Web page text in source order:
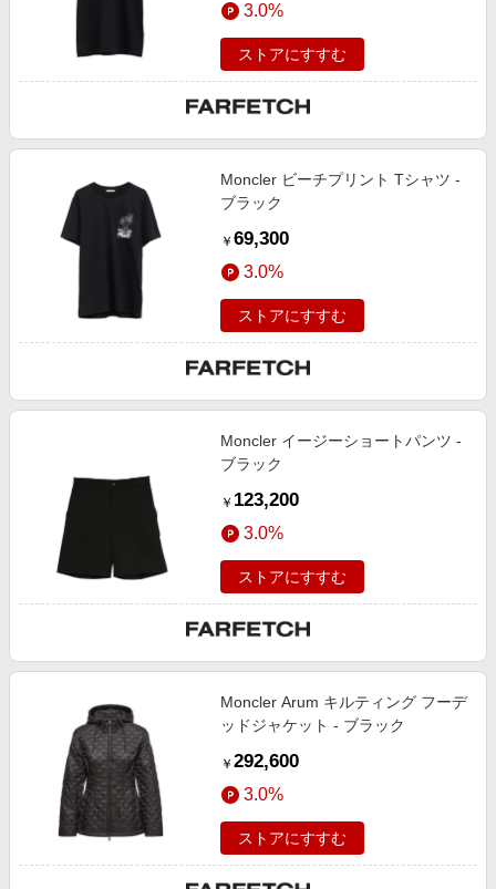
3.0%
ストアにすすむ
Moncler ビーチプリント Tシャツ -
ブラック
￥ 69,300
3.0%
ストアにすすむ
Moncler イージーショートパンツ -
ブラック
￥ 123,200
3.0%
ストアにすすむ
Moncler Arum キルティング フーデ
ッドジャケット - ブラック
￥ 292,600
3.0%
ストアにすすむ